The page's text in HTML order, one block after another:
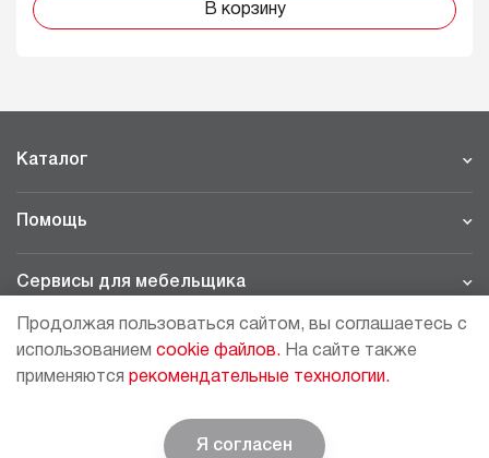
В корзину
Каталог
Помощь
Сервисы для мебельщика
МОСКВА - ШОУРУМ/СКЛАД
Продолжая пользоваться сайтом, вы соглашаетесь с
использованием cookie файлов. На сайте также
применяются рекомендательные технологии.
Я согласен